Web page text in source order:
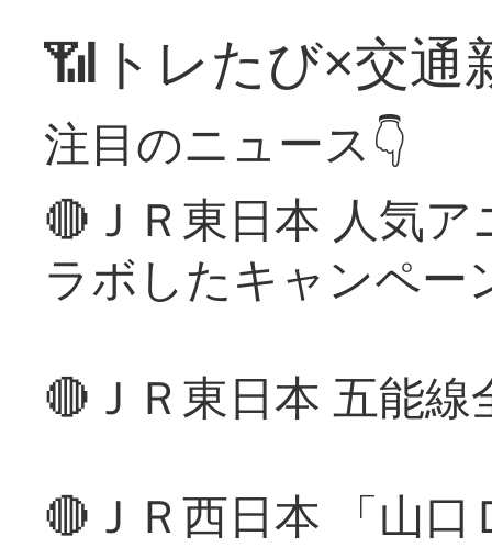
📶トレたび×交通
注目のニュース👇
🔴ＪＲ東日本 人気
ラボしたキャンペー
🔴ＪＲ東日本 五能
🔴ＪＲ西日本 「山